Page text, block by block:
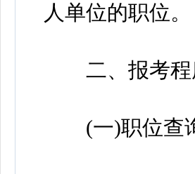
人单位的职位。
二、报考程
(一)职位查